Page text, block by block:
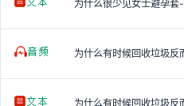
为什么很少见女士避孕
为什么有时候回收垃圾反
为什么有时候回收垃圾